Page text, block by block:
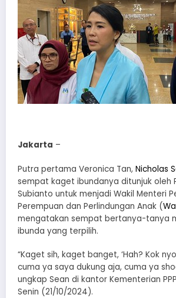
Jakarta –
Putra pertama Veronica Tan, Nicholas
sempat kaget ibundanya ditunjuk oleh
Subianto untuk menjadi Wakil Menteri
Perempuan dan Perlindungan Anak (
mengatakan sempat bertanya-tanya
ibunda yang terpilih.
“Kaget sih, kaget banget, ‘Hah? Kok
cuma ya saya dukung aja, cuma ya
ungkap Sean di kantor Kementerian
Senin (21/10/2024).